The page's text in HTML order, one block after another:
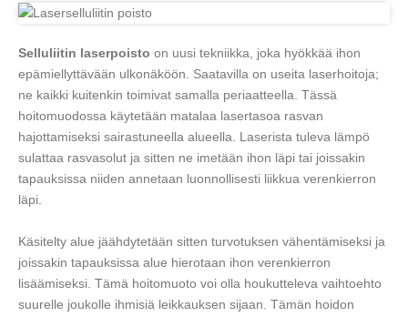
Selluliitin laserpoisto on uusi tekniikka, joka hyökkää ihon
epämiellyttävään ulkonäköön. Saatavilla on useita laserhoitoja;
ne kaikki kuitenkin toimivat samalla periaatteella. Tässä
hoitomuodossa käytetään matalaa lasertasoa rasvan
hajottamiseksi sairastuneella alueella. Laserista tuleva lämpö
sulattaa rasvasolut ja sitten ne imetään ihon läpi tai joissakin
tapauksissa niiden annetaan luonnollisesti liikkua verenkierron
läpi.
Käsitelty alue jäähdytetään sitten turvotuksen vähentämiseksi ja
joissakin tapauksissa alue hierotaan ihon verenkierron
lisäämiseksi. Tämä hoitomuoto voi olla houkutteleva vaihtoehto
suurelle joukolle ihmisiä leikkauksen sijaan. Tämän hoidon